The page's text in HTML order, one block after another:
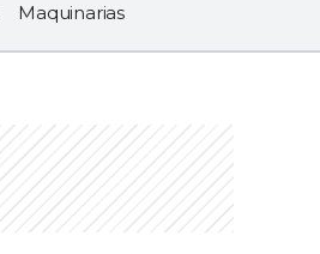
Maquinarias